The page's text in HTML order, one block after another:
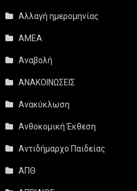
Αλλαγή ημερομηνίας
ΑΜΕΑ
Αναβολή
ΑΝΑΚΟΙΝΩΣΕΙΣ
Ανακύκλωση
Ανθοκομική Έκθεση
Αντιδήμαρχο Παιδείας
ΑΠΘ